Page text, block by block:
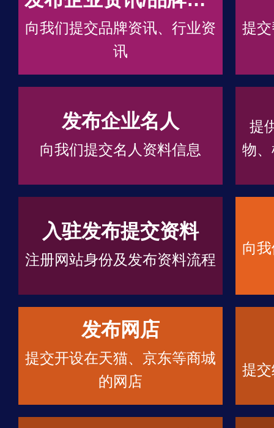
向我们提交品牌资讯、行业资
讯
提
发布企业名人
向我们提交名人资料信息
提
物
入驻发布提交资料
注册网站身份及发布资料流程
向
发布网店
提交开设在天猫、京东等商城
的网店
提